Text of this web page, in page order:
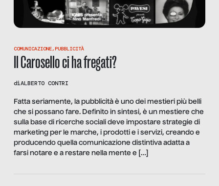
COMUNICAZIONE,PUBBLICITÀ
Il Carosello ci ha fregati?
diALBERTO CONTRI
Fatta seriamente, la pubblicità è uno dei mestieri più belli
che si possano fare. Definito in sintesi, è un mestiere che
sulla base di ricerche sociali deve impostare strategie di
marketing per le marche, i prodotti e i servizi, creando e
producendo quella comunicazione distintiva adatta a
farsi notare e a restare nella mente e […]